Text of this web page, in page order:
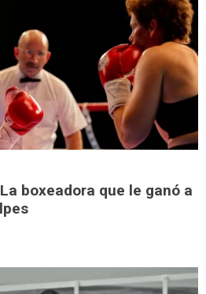
boxeadora que le ganó a